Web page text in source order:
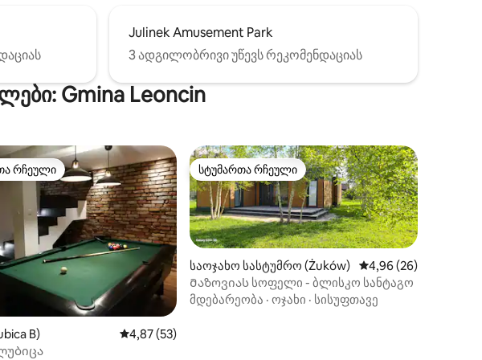
Julinek Amusement Park
3 ადგილობრივი უწევს რეკომენდაციას
Gmina Leoncin
5‑დან 5, 16 მიმოხილვა
რჩეული
რჩეული
B) საშუალო შეფასებაა 5‑დან 4,87, 53 მიმოხილვა
4,87 (53)
სტუმართა რჩეული
სტუმართა რჩეული
საოჯახო სასტუმრო (Żuków) საშუალო შეფასებაა
4,96 (26)
Მაზოვიას სოფელი - ბლისკო სანტაგო
მდებარეობა · ოჯახი · სისუფთავე